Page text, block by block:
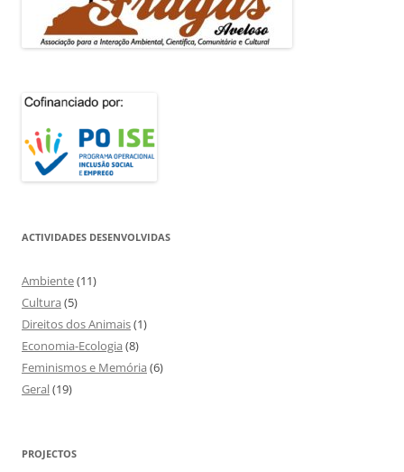
ACTIVIDADES DESENVOLVIDAS
Ambiente(11)
Cultura (5)
Direitos dos Animais(1)
Economia-Ecologia (8)
Feminismos e Memória (6)
Geral(19)
PROJECTOS